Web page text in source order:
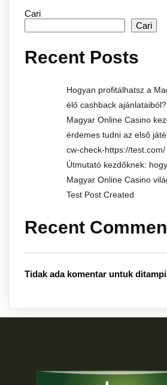
Cari
Cari
Recent Posts
Hogyan profitálhatsz a
élő cashback ajánlataiból?
Magyar Online Casino
érdemes tudni az első
cw-check-https://test.com/
Útmutató kezdőknek:
Magyar Online Casino
Test Post Created
Recent
Tidak ada komentar untuk